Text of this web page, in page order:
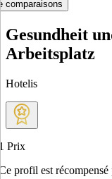
comparaisons
Gesundheit
Arbeitsplatz
Hotelis
Prix
profil est